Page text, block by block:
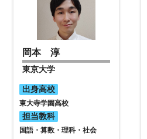
岡本 淳
東京大学
出身高校
東大寺学園高校
担当教科
国語・算数・理科・社会